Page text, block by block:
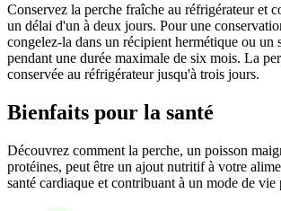
Conservez la perche fraîche au réfrigérateur et
un délai d'un à deux jours. Pour une
congelez-la dans un récipient hermétique ou un
pendant une durée maximale de six mois. La
conservée au réfrigérateur jusqu'à trois jours.
Bienfaits pour la santé
Découvrez comment la perche, un poisson
protéines, peut être un ajout nutritif à votre
santé cardiaque et contribuant à un mode de vie